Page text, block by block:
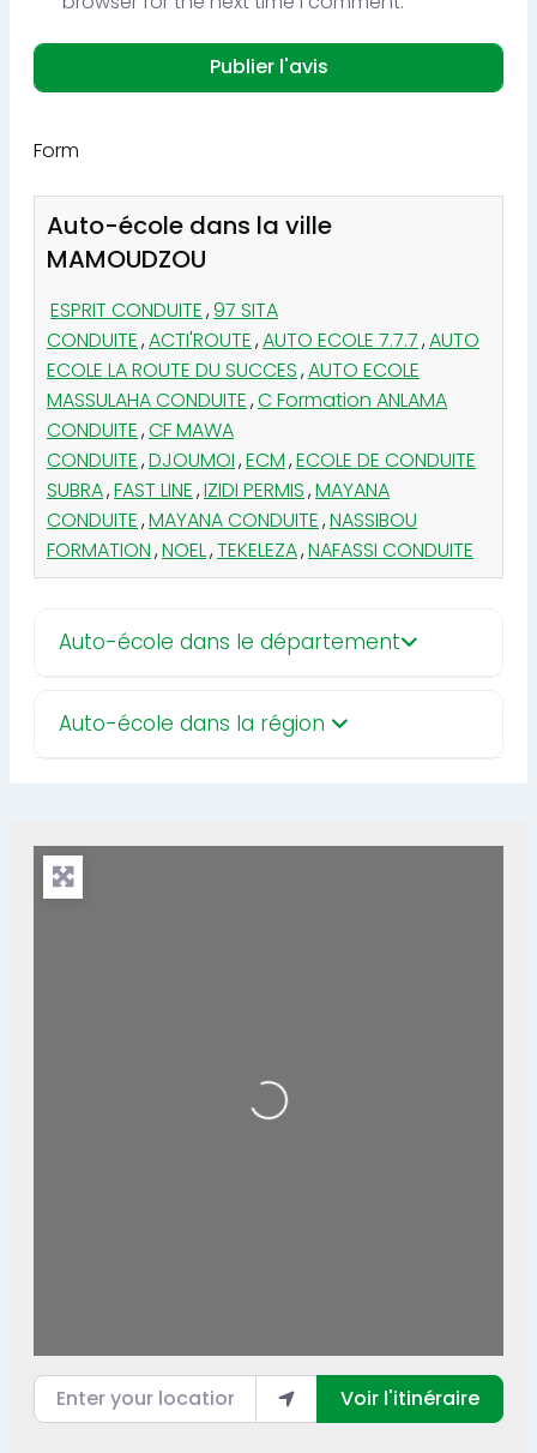
Form
Auto-école dans la ville
MAMOUDZOU
ESPRIT CONDUITE,97 SITA
CONDUITE,ACTI'ROUTE,AUTO ECOLE 7.7.7,AUTO
ECOLE LA ROUTE DU SUCCES,AUTO ECOLE
MASSULAHA CONDUITE,C Formation ANLAMA
CONDUITE,CF MAWA
CONDUITE,DJOUMOI,ECM,ECOLE DE CONDUITE
SUBRA,FAST LINE,IZIDI PERMIS,MAYANA
CONDUITE,MAYANA CONDUITE,NASSIBOU
FORMATION,NOEL,TEKELEZA,NAFASSI CONDUITE
Auto-école dans le département
Auto-école dans la région
Loading...
Enter your location
Voir l'itinéraire